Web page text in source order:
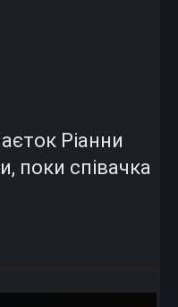
Ріанни
поки співачка